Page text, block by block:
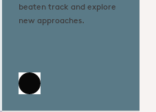
beaten track and explore
new approaches.
Read more